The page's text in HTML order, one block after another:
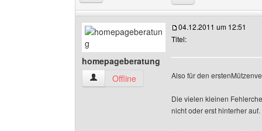
homepageberatung
homepageberatung Benutzer-Profile anzeigen
Offline
04.12.2011 um 12:51
Titel:
Also für den
Die vielen kleinen
nicht oder erst hinterher auf.